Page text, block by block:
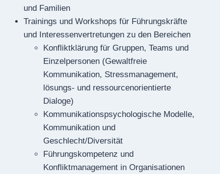
und Familien
Trainings und Workshops für Führungskräfte
und Interessenvertretungen zu den Bereichen
Konfliktklärung für Gruppen, Teams und
Einzelpersonen (Gewaltfreie
Kommunikation, Stressmanagement,
lösungs- und ressourcenorientierte
Dialoge)
Kommunikationspsychologische Modelle,
Kommunikation und
Geschlecht/Diversität
Führungskompetenz und
Konfliktmanagement in Organisationen